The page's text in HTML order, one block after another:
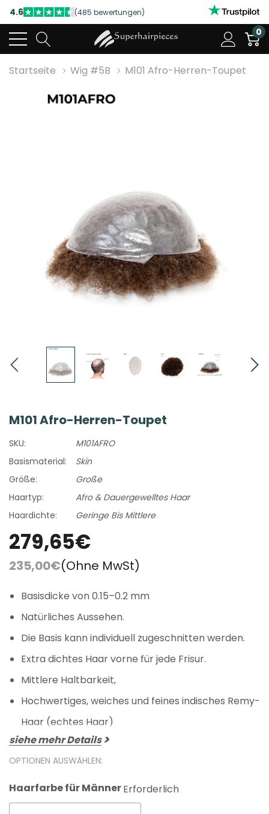
4.6 (485 bewertungen)
NUTZEN SIE UNSERE WILLKOMMENSRABATTE
4.6
(485 bewertungen)
0
Startseite Wig #5B M101 Afro-Herren-Toupet
M101 Afro-Herren-Toupet
SKU:
M101AFRO
Basismaterial:
Skin
Größe:
Große
Haartyp:
Afro & Dauergewelltes Haar
Haardichte:
Geringe Bis Mittlere
279,65€
235,00€(Ohne MwSt)
Basisdicke von 0.15–0.2 mm
Natürliches Aussehen.
Die Basis kann individuell zugeschnitten werden.
Extra dichtes Haar vorne für jede Frisur.
Mittlere Haltbarkeit,
Hochwertiges, weiches und feines indisches Remy-
Haar (echtes Haar)
siehe mehr Details
OPTIONEN AUSWÄHLEN:
Haarfarbe für MännerErforderlich